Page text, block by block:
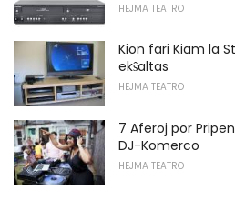
HEJMA TEATRO
Kion fari Kiam la
ekŝaltas
HEJMA TEATRO
7 Aferoj por
DJ-Komerco
HEJMA TEATRO